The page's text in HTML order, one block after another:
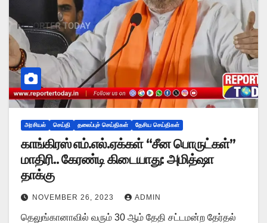
அரசியல் செய்தி தலைப்புச் செய்திகள் தேசிய செய்திகள்
காங்கிரஸ் எம்.எல்.ஏக்கள் “சீன பொருட்கள்”
மாதிரி.. கேரண்டி கிடையாது: அமித்ஷா
தாக்கு
NOVEMBER 26, 2023 ADMIN
தெலுங்கானாவில் வரும் 30 ஆம் தேதி சட்டமன்ற தேர்தல்